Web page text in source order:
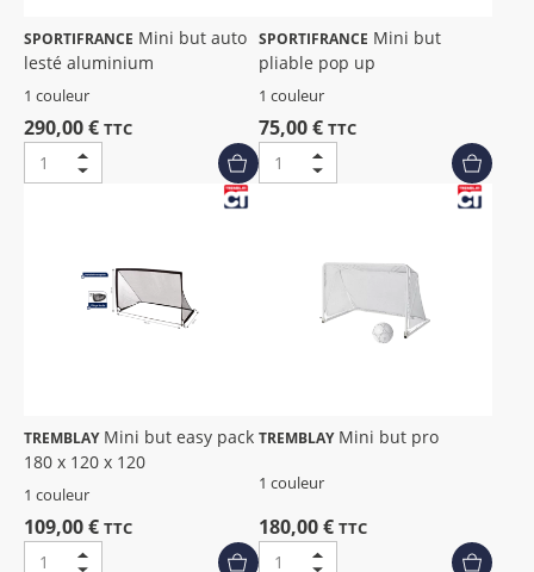
SPORTIFRANCE
lesté aluminium
1 couleur
290,00 € TTC
SPORTIFRANCE
pliable pop up
1 couleur
75,00 € TTC
TREMBLAYMini but easy pack
180 x 120 x 120
1 couleur
109,00 € TTC
TREMBLAY Mini but pro
1 couleur
180,00 € TTC